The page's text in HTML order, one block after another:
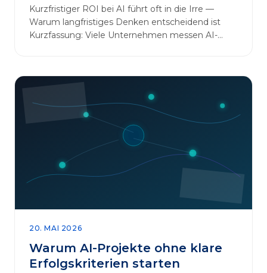
Kurzfristiger ROI bei AI führt oft in die Irre —
Warum langfristiges Denken entscheidend ist
Kurzfassung: Viele Unternehmen messen AI-
20. MAI 2026
Warum AI-Projekte ohne klare
Erfolgskriterien starten